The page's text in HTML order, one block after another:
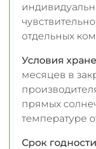
отдельных
Условия
месяцев в
прямых
температуре
Срок